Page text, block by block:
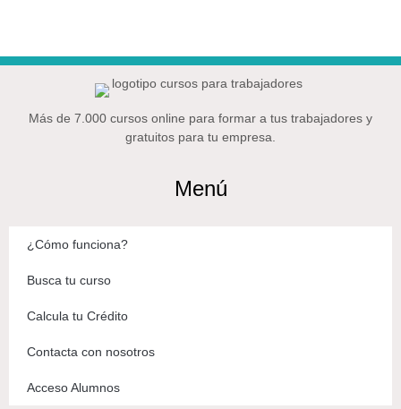
Más de 7.000 cursos online para formar a tus trabajadores y
gratuitos para tu empresa.
Menú
¿Cómo funciona?
Busca tu curso
Calcula tu Crédito
Contacta con nosotros
Acceso Alumnos